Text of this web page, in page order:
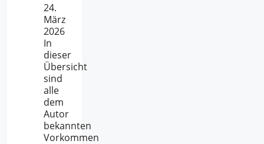
24.
März
2026
In
dieser
Übersicht
sind
alle
dem
Autor
bekannten
Vorkommen